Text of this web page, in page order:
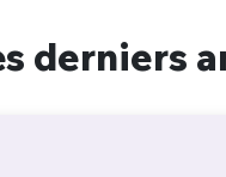
derniers
Un